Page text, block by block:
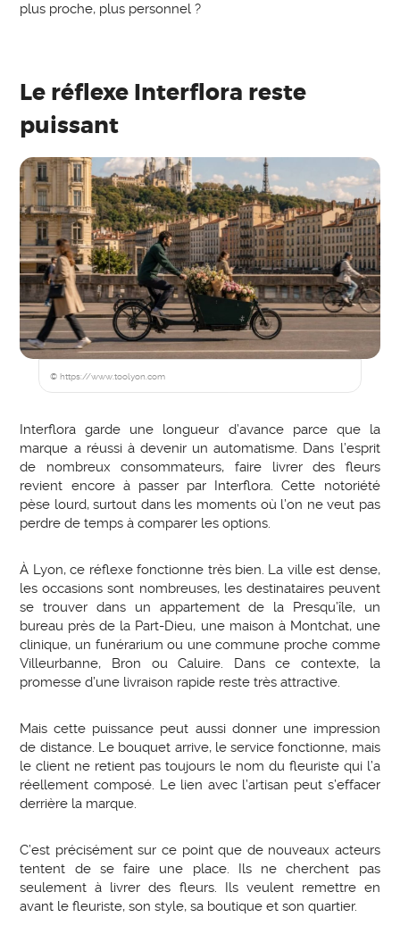
plus proche, plus personnel ?
Le réflexe Interflora reste
puissant
© https://www.toolyon.com
Interflora garde une longueur d’avance parce que la
marque a réussi à devenir un automatisme. Dans l’esprit
de nombreux consommateurs, faire livrer des fleurs
revient encore à passer par Interflora. Cette notoriété
pèse lourd, surtout dans les moments où l’on ne veut pas
perdre de temps à comparer les options.
À Lyon, ce réflexe fonctionne très bien. La ville est dense,
les occasions sont nombreuses, les destinataires peuvent
se trouver dans un appartement de la Presqu’île, un
bureau près de la Part-Dieu, une maison à Montchat, une
clinique, un funérarium ou une commune proche comme
Villeurbanne, Bron ou Caluire. Dans ce contexte, la
promesse d’une livraison rapide reste très attractive.
Mais cette puissance peut aussi donner une impression
de distance. Le bouquet arrive, le service fonctionne, mais
le client ne retient pas toujours le nom du fleuriste qui l’a
réellement composé. Le lien avec l’artisan peut s’effacer
derrière la marque.
C’est précisément sur ce point que de nouveaux acteurs
tentent de se faire une place. Ils ne cherchent pas
seulement à livrer des fleurs. Ils veulent remettre en
avant le fleuriste, son style, sa boutique et son quartier.